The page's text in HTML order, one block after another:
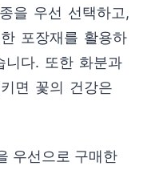
을 우선 선택하고,
포장재를 활용하
니다. 또한 화분과
면 꽃의 건강은
우선으로 구매한